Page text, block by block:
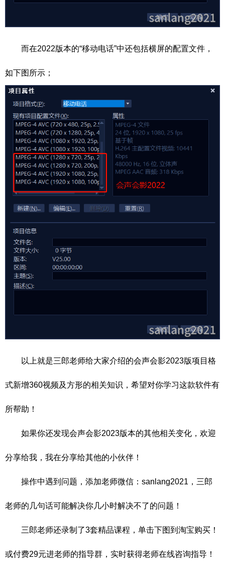
而在2022版本的“移动电话”中还包括横屏的配置文件，
如下图所示；
以上就是三郎老师给大家介绍的会声会影2023版项目格
式新增360视频及方形的相关知识，希望对你学习这款软件有
所帮助！
如果你还发现会声会影2023版本的其他相关变化，欢迎
分享给我，我在分享给其他的小伙伴！
操作中遇到问题，添加老师微信：sanlang2021，三郎
老师的几句话可能解决你几小时解决不了的问题！
三郎老师还录制了3套精品课程，单击下图到淘宝购买！
或付费29元进老师的指导群，实时获得老师在线咨询指导！